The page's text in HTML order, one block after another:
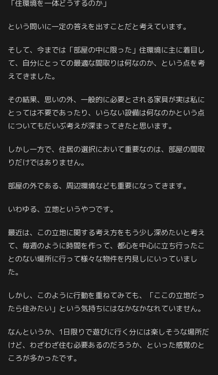
「住環境を一体どうするのか」
という問いに一定の答えを出すことだと考えています。
そして、今までは「部屋の中に限った」住環境に主に着目し
て、自分にとっての最適な間取りは何なのか、という点を考
えてきました。
その結果、思いの外、一般的に必要とされる家具が実は私に
とっては不要であったり、いらない設備は何なのかという点
についてもだいぶ考えが深まってきたと思います。
しかし一方で、住居の選択において重要なのは、部屋の間取
りだけではありません。
部屋の外である、周辺環境なども重要になってきます。
いわゆる、立地というやつです。
最近は、この立地に関する考え方をもう少し深めたいと考え
て、毎週のように時間を作って、都心を中心に立ち行ったこ
とのない場所に行って様々な物件を内見しにいっていまし
た。
しかし、このように行動を重ねてみても、「ここの立地だっ
たら住みたい」という気持ちにはなかなかなれていません。
なんというか、1日限りで遊びに行く分には楽しそうな場所だ
けど、わざわざ住む必要あるのだろうか、といった感覚のと
ころが多かったです。